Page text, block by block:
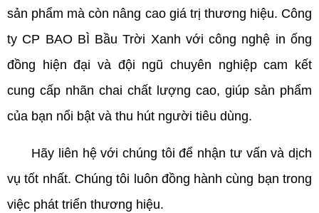
sản phẩm mà còn nâng cao giá trị thương hiệu. Công
ty CP BAO BÌ Bầu Trời Xanh với công nghệ in ống
đồng hiện đại và đội ngũ chuyên nghiệp cam kết
cung cấp nhãn chai chất lượng cao, giúp sản phẩm
của bạn nổi bật và thu hút người tiêu dùng.
Hãy liên hệ với chúng tôi để nhận tư vấn và dịch
vụ tốt nhất. Chúng tôi luôn đồng hành cùng bạn trong
việc phát triển thương hiệu.